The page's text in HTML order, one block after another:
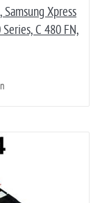
Samsung Xpress
C 480 FN,